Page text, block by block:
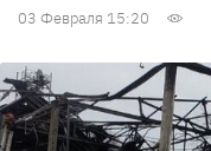
03 Февраля 15:20